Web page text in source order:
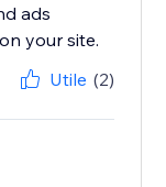
ads
your site.
Utile (2)